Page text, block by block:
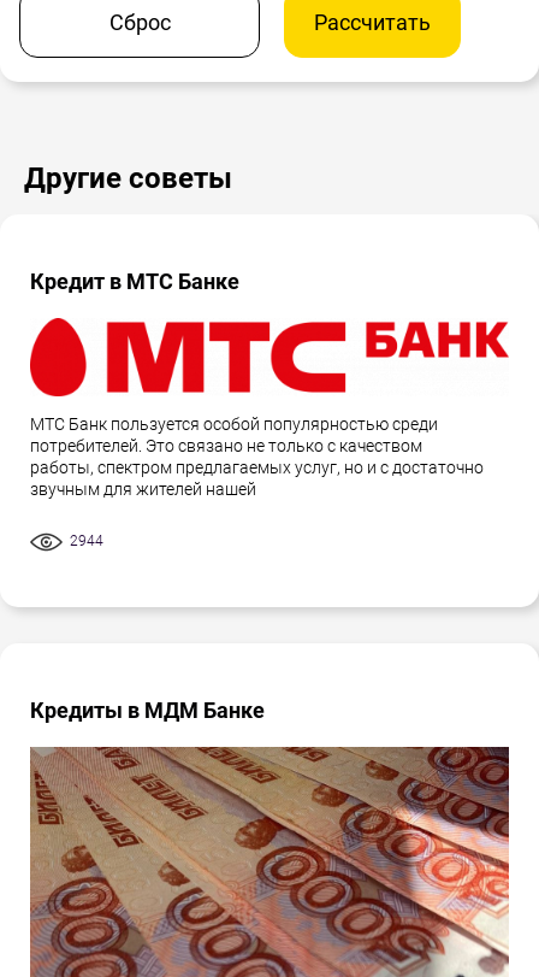
Сброс Рассчитать
Другие советы
Кредит в МТС Банке
МТС Банк пользуется особой популярностью среди
потребителей. Это связано не только с качеством
работы, спектром предлагаемых услуг, но и с достаточно
звучным для жителей нашей
2944
Кредиты в МДМ Банке